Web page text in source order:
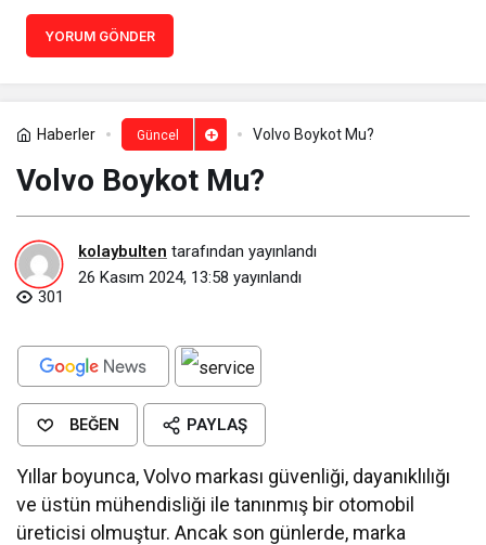
YORUM GÖNDER
Haberler Güncel Volvo Boykot Mu?
Volvo Boykot Mu?
kolaybulten tarafından yayınlandı
26 Kasım 2024, 13:58 yayınlandı
301
BEĞEN PAYLAŞ
Yıllar boyunca, Volvo markası güvenliği, dayanıklılığı
ve üstün mühendisliği ile tanınmış bir otomobil
üreticisi olmuştur. Ancak son günlerde, marka